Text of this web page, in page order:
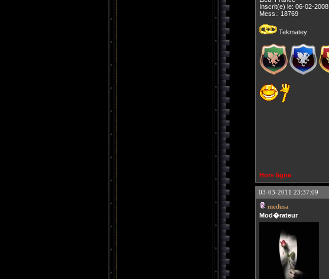
Inscrit(e) le: 06-02-2008
Mess.: 18769
Tekmatey
Hors ligne
03-03-2011 23:37:09
medusa
Mod�rateur